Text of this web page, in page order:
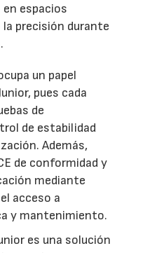
espacios
precisión durante
un papel
pues cada
de
de estabilidad
Además,
de conformidad y
mediante
acceso a
y mantenimiento.
es una solución